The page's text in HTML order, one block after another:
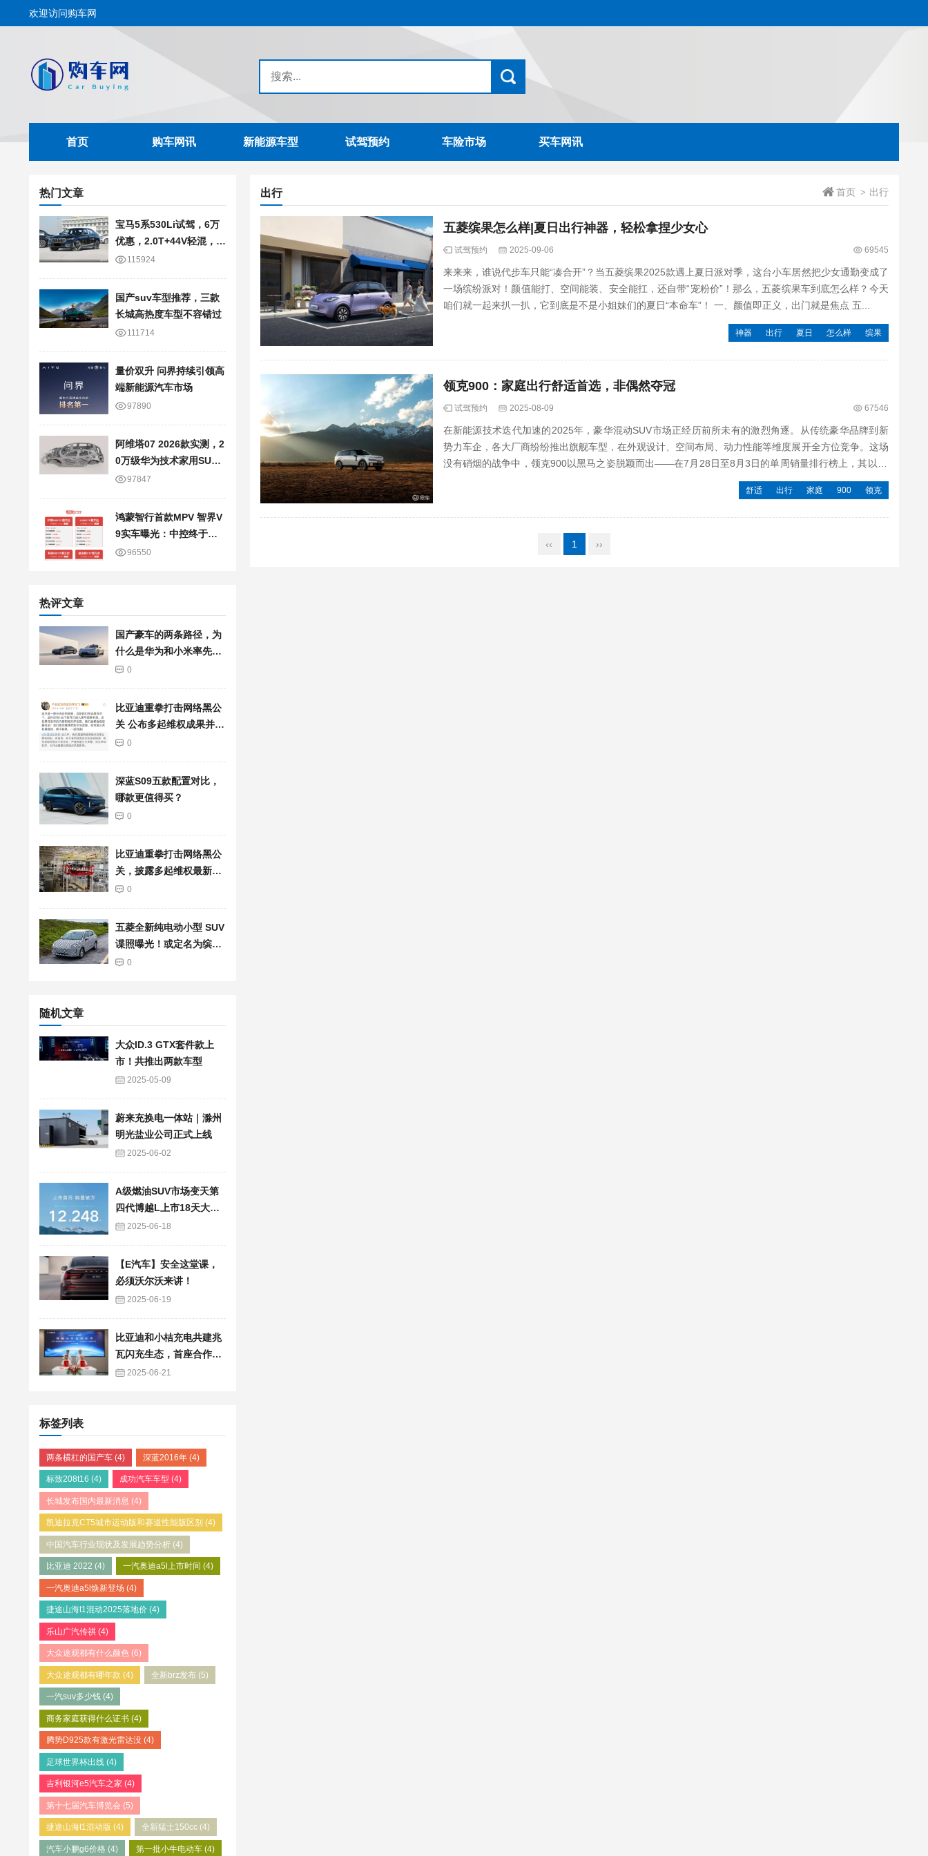
欢迎访问购车网
首页 购车网讯 新能源车型 试驾预约 车险市场 买车网讯
热门文章
宝马5系530Li试驾，6万
优惠，2.0T+44V轻混，轴
距3105mm
115924
国产suv车型推荐，三款
长城高热度车型不容错过
111714
量价双升 问界持续引领高
端新能源汽车市场
97890
阿维塔07 2026款实测，2
0万级华为技术家用SUV
真实使用感受
97847
鸿蒙智行首款MPV 智界V
9实车曝光：中控终于换
新样式了
96550
热评文章
国产豪车的两条路径，为
什么是华为和小米率先突
围了？
0
比亚迪重拳打击网络黑公
关 公布多起维权成果并持
续重金悬赏线索
0
深蓝S09五款配置对比，
哪款更值得买？
0
比亚迪重拳打击网络黑公
关，披露多起维权最新进
展 0
五菱全新纯电动小型 SUV
谍照曝光！或定名为缤果
S 0
随机文章
大众ID.3 GTX套件款上
市！共推出两款车型
2025-05-09
蔚来充换电一体站｜滁州
明光盐业公司正式上线
2025-06-02
A级燃油SUV市场变天第
四代博越L上市18天大卖1
2248台
2025-06-18
【E汽车】安全这堂课，
必须沃尔沃来讲！
2025-06-19
比亚迪和小桔充电共建兆
瓦闪充生态，首座合作兆
瓦闪充站奠基
2025-06-21
标签列表
两条横杠的国产车 (4) 深蓝2016年(4)
标致208t16 (4) 成功汽车车型 (4)
长城发布国内最新消息 (4)
凯迪拉克CT5城市运动版和赛道性能版区别 (4)
中国汽车行业现状及发展趋势分析 (4)
比亚迪 2022 (4) 一汽奥迪a5l上市时间 (4)
一汽奥迪a5l焕新登场 (4)
捷途山海t1混动2025落地价 (4)
乐山广汽传祺 (4)
大众途观都有什么颜色 (6)
大众途观都有哪年款 (4) 全新brz发布(5)
一汽suv多少钱 (4)
商务家庭获得什么证书 (4)
腾势D925款有激光雷达没 (4)
足球世界杯出线 (4)
吉利银河e5汽车之家 (4)
第十七届汽车博览会 (5)
捷途山海t1混动版 (4) 全新猛士150cc(4)
汽车小鹏g6价格 (4) 第一批小牛电动车(4)
首页 > 出行
出行
五菱缤果怎么样|夏日出行神器，轻松拿捏少女心
试驾预约 2025-09-06 69545
来来来，谁说代步车只能“凑合开”？当五菱缤果2025款遇上夏日派对季，这台小车居然把少女通勤变成了
一场缤纷派对！颜值能打、空间能装、安全能扛，还自带“宠粉价”！那么，五菱缤果车到底怎么样？今天
咱们就一起来扒一扒，它到底是不是小姐妹们的夏日“本命车”！ 一、颜值即正义，出门就是焦点 五...
缤果
怎么样
夏日
出行
神器
领克900：家庭出行舒适首选，非偶然夺冠
试驾预约 2025-08-09 67546
在新能源技术迭代加速的2025年，豪华混动SUV市场正经历前所未有的激烈角逐。从传统豪华品牌到新
势力车企，各大厂商纷纷推出旗舰车型，在外观设计、空间布局、动力性能等维度展开全方位竞争。这场
没有硝烟的战争中，领克900以黑马之姿脱颖而出——在7月28日至8月3日的单周销量排行榜上，其以15
领克
900
家庭
出行
舒适
‹‹ 1 ››